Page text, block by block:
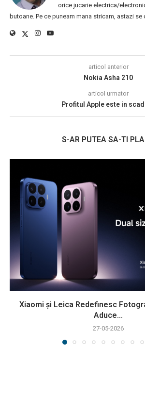
orice jucarie electrica/
butoane. Pe ce puneam mana stricam, astazi se
articol anterior
Nokia Asha 210
articol urmator
Profitul Apple este in
S-AR PUTEA SA-TI
Xiaomi și Leica Redefinesc
Aduce...
27-05-2026